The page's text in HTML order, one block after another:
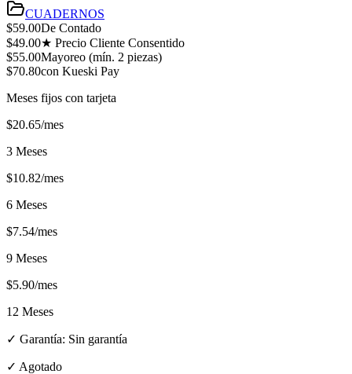
CUADERNOS
$59.00De Contado
$49.00★ Precio Cliente Consentido
$55.00Mayoreo (mín. 2 piezas)
$70.80con Kueski Pay
Meses fijos con tarjeta
$20.65/mes
3 Meses
$10.82/mes
6 Meses
$7.54/mes
9 Meses
$5.90/mes
12 Meses
✓ Garantía: Sin garantía
✓ Agotado